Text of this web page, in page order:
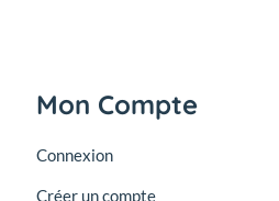
Mon Compte
Connexion
Créer un compte